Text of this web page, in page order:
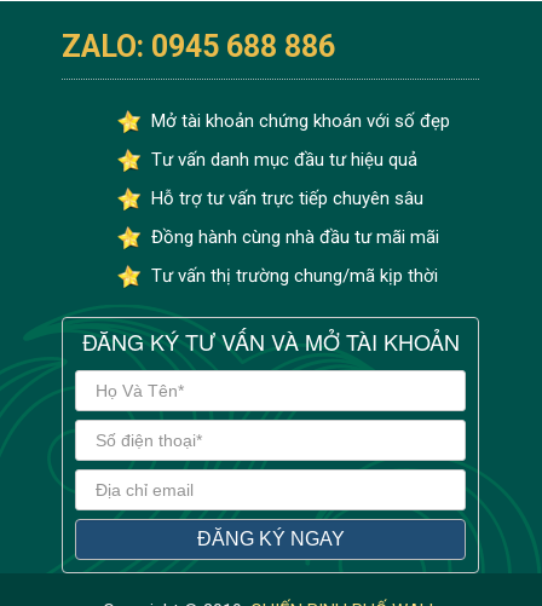
ZALO: 0945 688 886
Mở tài khoản chứng khoán với số đẹp
Tư vấn danh mục đầu tư hiệu quả
Hỗ trợ tư vấn trực tiếp chuyên sâu
Đồng hành cùng nhà đầu tư mãi mãi
Tư vấn thị trường chung/mã kịp thời
ĐĂNG KÝ TƯ VẤN VÀ MỞ TÀI KHOẢN